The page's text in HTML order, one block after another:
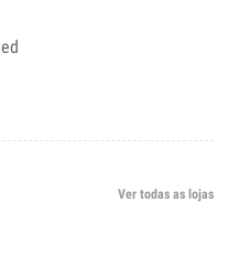
Ver todas as lojas